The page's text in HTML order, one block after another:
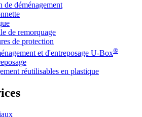
de déménagement
de remorquage
de protection
et d'entreposage U-Box®
réutilisables en plastique